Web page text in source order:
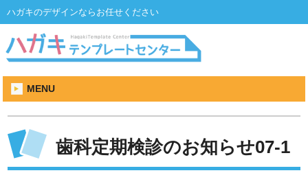
ハガキのデザインならお任せください
MENU
歯科定期検診のお知らせ07-1